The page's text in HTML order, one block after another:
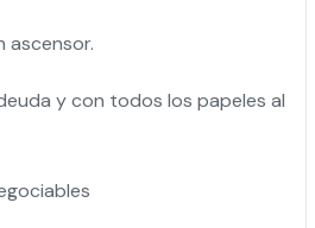
ascensor.
y con todos los papeles al